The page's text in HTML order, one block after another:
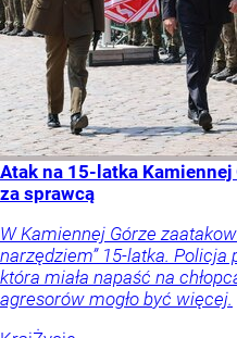
Atak na 15-latka Kamiennej
za sprawcą
W Kamiennej Górze
narzędziem” 15-latka. Policja
która miała napaść na
agresorów mogło być więcej.